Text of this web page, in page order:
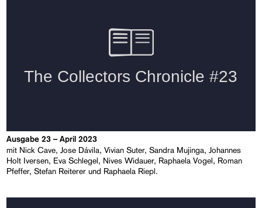
Ausgabe 23 – April 2023
mit Nick Cave, Jose Dávila, Vivian Suter, Sandra Mujinga, Johannes
Holt Iversen, Eva Schlegel, Nives Widauer, Raphaela Vogel, Roman
Pfeffer, Stefan Reiterer und Raphaela Riepl.